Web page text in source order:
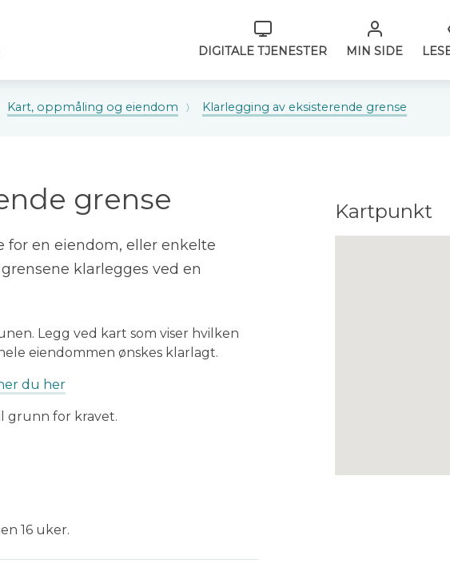
Verktøymeny
DIGITALE TJENESTER MIN SIDE
Kart, oppmåling og eiendom Klarlegging av eksisterende grense
grense
for en eiendom, eller enkelte
klarlegges ved en
Legg ved kart som viser hvilken
eiendommen ønskes klarlagt.
du her
grunn for kravet.
16 uker.
Kartpunkt